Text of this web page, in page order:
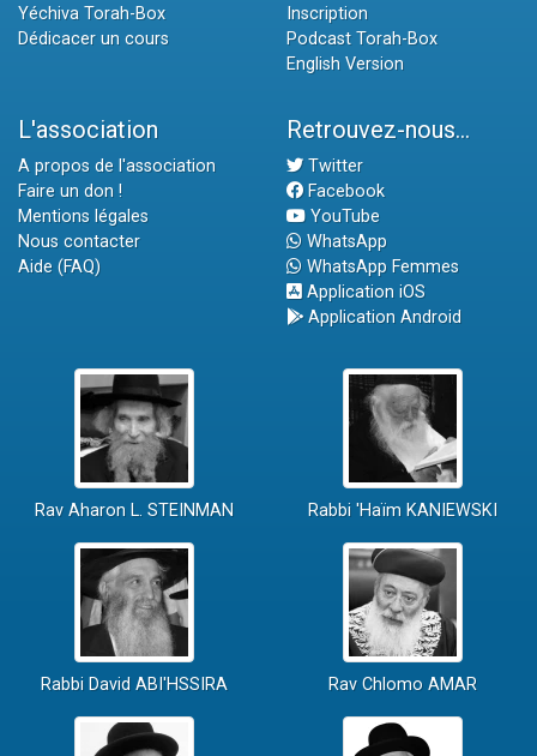
Yéchiva Torah-Box
Dédicacer un cours
Inscription
Podcast Torah-Box
English Version
L'association
A propos de l'association
Faire un don !
Mentions légales
Nous contacter
Aide (FAQ)
Retrouvez-nous...
Twitter
Facebook
YouTube
WhatsApp
WhatsApp Femmes
Application iOS
Application Android
Rav Aharon L. STEINMAN Rabbi 'Haïm KANIEWSKI
Rabbi David ABI'HSSIRA Rav Chlomo AMAR